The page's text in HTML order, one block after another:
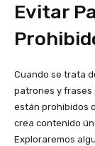
Evitar
Cuando se trata
patrones y frases
están prohibidos
crea contenido
Exploraremos